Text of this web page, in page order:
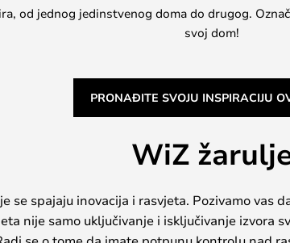
od jednog jedinstvenog doma do drugog.
svoj dom!
PRONAĐITE SVOJU INSPIRACIJU
WiZ
se spajaju inovacija i rasvjeta. Pozivamo vas
nije samo uključivanje i isključivanje izvora